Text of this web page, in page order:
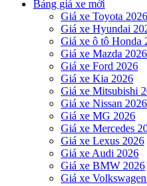
Bảng giá xe mới
Giá xe Toyota 2026
Giá xe Hyundai
Giá xe ô tô Honda
Giá xe Mazda 2026
Giá xe Ford 2026
Giá xe Kia 2026
Giá xe Mitsubishi
Giá xe Nissan 2026
Giá xe MG 2026
Giá xe Mercedes
Giá xe Lexus 2026
Giá xe Audi 2026
Giá xe BMW 2026
Giá xe